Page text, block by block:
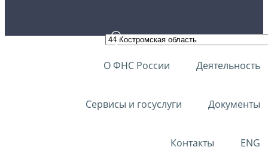
О ФНС России Деятельность
Сервисы и госуслуги Документы
Контакты ENG